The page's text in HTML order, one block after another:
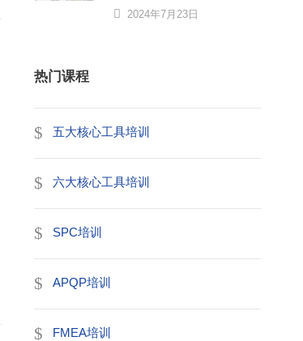
2024年7月23日
热门课程
五大核心工具培训
六大核心工具培训
SPC培训
APQP培训
FMEA培训